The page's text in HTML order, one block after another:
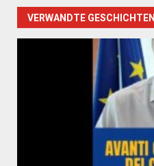
VERWANDTE GESCHICHTEN